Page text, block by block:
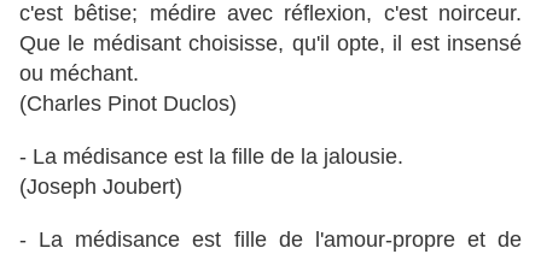
c'est bêtise; médire avec réflexion, c'est noirceur.
Que le médisant choisisse, qu'il opte, il est insensé
ou méchant.
(Charles Pinot Duclos)
- La médisance est la fille de la jalousie.
(Joseph Joubert)
- La médisance est fille de l'amour-propre et de